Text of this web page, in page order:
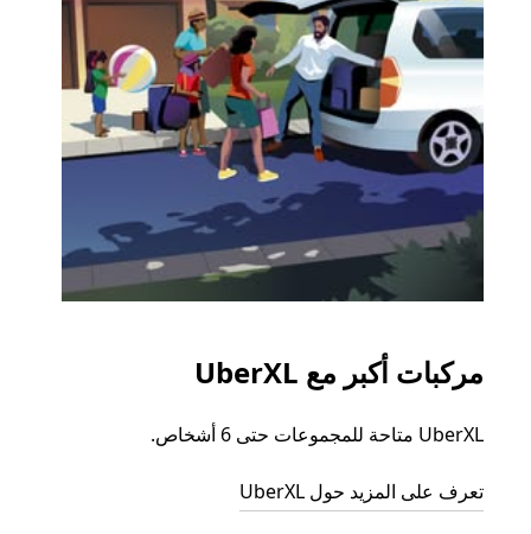
مركبات أكبر مع UberXL
UberXL متاحة للمجموعات حتى 6 أشخاص.
تعرف على المزيد حول UberXL